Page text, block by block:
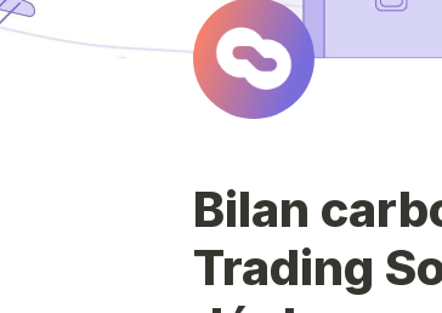
Bilan
Trading